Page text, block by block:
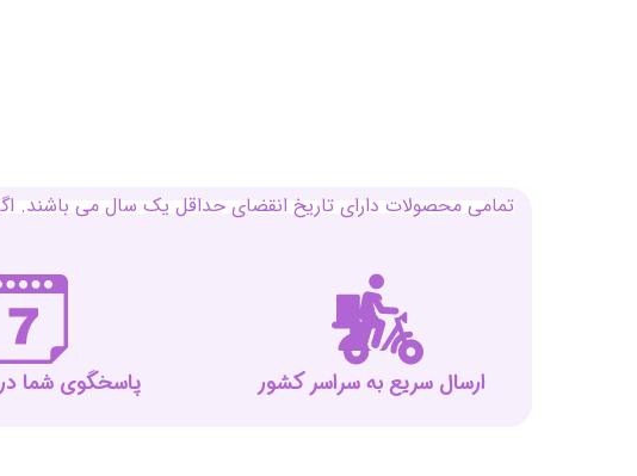
تمامی محصولات دارای تاریخ انقضای حداقل یک سال می
پاسخگوی شما در 7 روز ارسال سریع به سراسر کشور